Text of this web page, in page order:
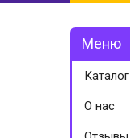
Каталог
О нас